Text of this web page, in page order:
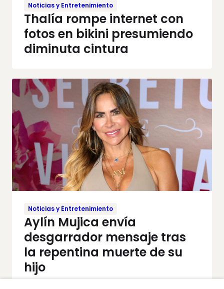
Noticias y Entretenimiento
Thalía rompe internet con
fotos en bikini presumiendo
diminuta cintura
Noticias y Entretenimiento
Aylín Mujica envía
desgarrador mensaje tras
la repentina muerte de su
hijo